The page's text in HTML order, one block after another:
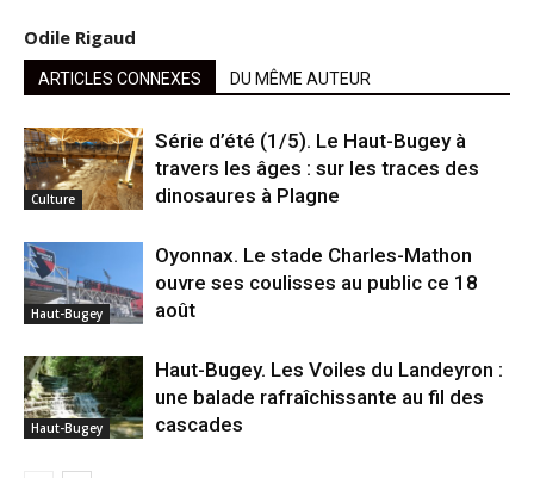
Odile Rigaud
ARTICLES CONNEXES DU MÊME AUTEUR
Culture
Série d’été (1/5). Le Haut-Bugey à
travers les âges : sur les traces des
dinosaures à Plagne
Haut-Bugey
Oyonnax. Le stade Charles-Mathon
ouvre ses coulisses au public ce 18
août
Haut-Bugey
Haut-Bugey. Les Voiles du Landeyron :
une balade rafraîchissante au fil des
cascades